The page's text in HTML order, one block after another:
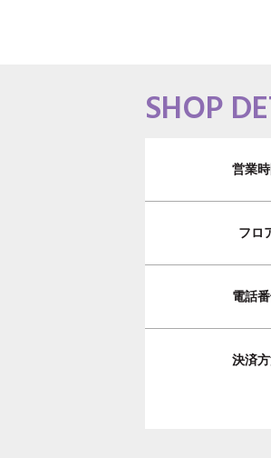
SHOP
営業
フロ
電話
決済